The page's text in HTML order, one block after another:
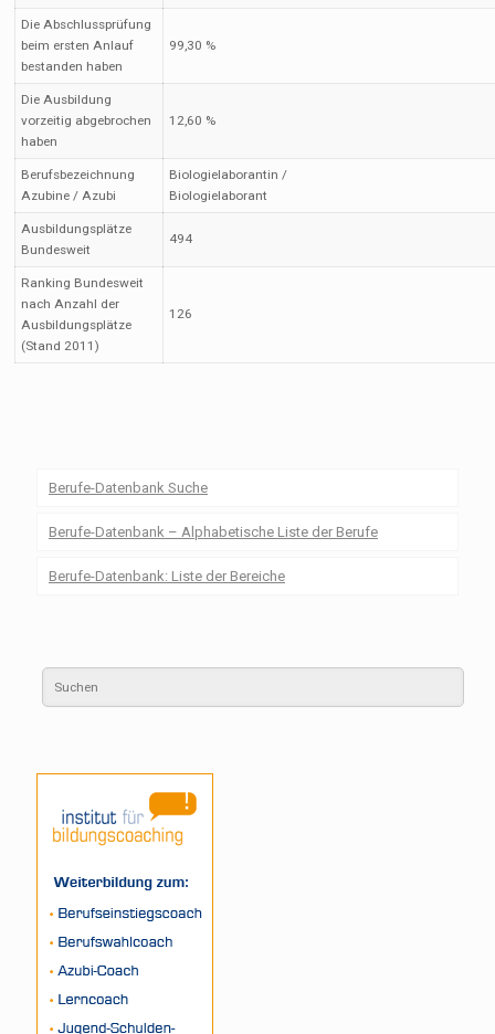
Die Abschlussprüfung
beim ersten Anlauf
bestanden haben
99,30 %
Die Ausbildung
vorzeitig abgebrochen
haben
12,60 %
Berufsbezeichnung
Azubine / Azubi
Biologielaborantin /
Biologielaborant
Ausbildungsplätze
Bundesweit
494
Ranking Bundesweit
nach Anzahl der
Ausbildungsplätze
(Stand 2011)
126
Berufe-Datenbank Suche
Berufe-Datenbank – Alphabetische Liste der Berufe
Berufe-Datenbank: Liste der Bereiche